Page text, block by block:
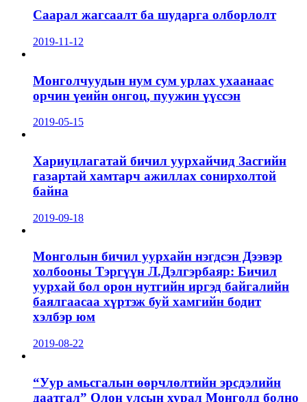
Саарал жагсаалт ба шударга олборлолт
2019-11-12
Монголчуудын нум сум урлах ухаанаас
орчин үеийн онгоц, пуужин үүссэн
2019-05-15
Хариуцлагатай бичил уурхайчид Засгийн
газартай хамтарч ажиллах сонирхолтой
байна
2019-09-18
Монголын бичил уурхайн нэгдсэн Дээвэр
холбооны Тэргүүн Л.Дэлгэрбаяр: Бичил
уурхай бол орон нутгийн иргэд байгалийн
баялгаасаа хүртэж буй хамгийн бодит
хэлбэр юм
2019-08-22
“Уур амьсгалын өөрчлөлтийн эрсдэлийн
даатгал” Олон улсын хурал Монголд болно